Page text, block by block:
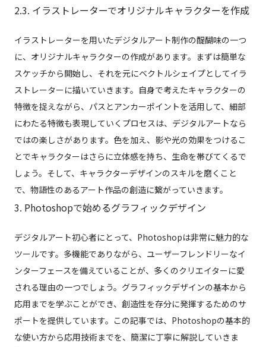
2.3. イラストレーターでオリジナルキャラクターを作成
イラストレーターを用いたデジタルアート制作の醍醐味の一つ
に、オリジナルキャラクターの作成があります。まずは簡単な
スケッチから開始し、それを元にベクトルシェイプとしてイラ
ストレーターに描いていきます。自身で考えたキャラクターの
特徴を捉えながら、パスとアンカーポイントを活用して、細部
にわたる特徴も表現していくプロセスは、デジタルアートなら
ではの楽しさがあります。色を加え、影や光の効果をつけるこ
とでキャラクターはさらに立体感を持ち、生命を帯びてくるで
しょう。そして、キャラクターデザインのスキルを磨くこと
で、物語性のあるアート作品の創造に繋がっていきます。
3. Photoshopで始めるグラフィックデザイン
デジタルアート初心者にとって、Photoshopは非常に魅力的な
ツールです。多機能でありながら、ユーザーフレンドリーなイ
ンターフェースを備えていることが、多くのクリエイターに愛
される理由の一つでしょう。グラフィックデザインの基本から
応用までを学ぶことができ、創造性を存分に発揮するためのサ
ポートを提供しています。この記事では、Photoshopの基本的
な使い方から応用技術までを、簡潔に丁寧に解説していきま